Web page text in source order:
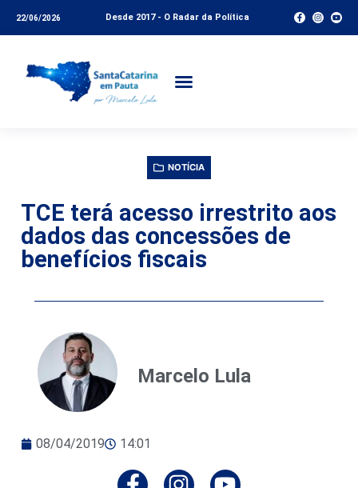
22/06/2026 Desde 2017 - O Radar da Política
NOTÍCIA
TCE terá acesso irrestrito aos
dados das concessões de
benefícios fiscais
Marcelo Lula
08/04/2019 14:01